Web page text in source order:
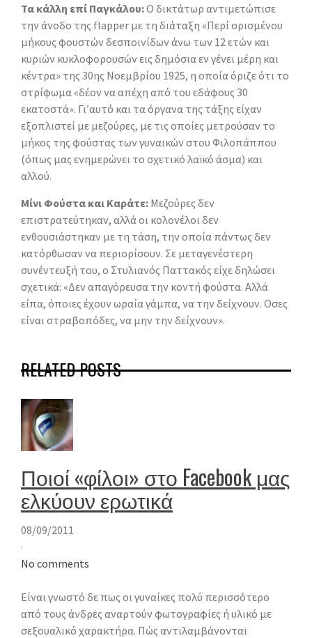
Τα κάλλη επί Παγκάλου:Ο δικτάτωρ αντιμετώπισε
την άνοδο της flapper με τη διάταξη «Περί ορισμένου
μήκους φουστών δεσποινίδων άνω των 12 ετών και
κυριών κυκλοφορουσών εις δημόσια εν γένει μέρη και
κέντρα» της 30ης Νοεμβρίου 1925, η οποία όριζε ότι το
στρίφωμα «δέον να απέχη από του εδάφους 30
εκατοστά». Γι’αυτό και τα όργανα της τάξης είχαν
εξοπλιστεί με μεζούρες, με τις οποίες μετρούσαν το
μήκος της φούστας των γυναικών στου Φιλοπάππου
(όπως μας ενημερώνει το σχετικό λαϊκό άσμα) και
αλλού.
Μίνι Φούστα και Καράτε: Μεζούρες δεν
επιστρατεύτηκαν, αλλά οι κολονέλοι δεν
ενθουσιάστηκαν με τη τάση, την οποία πάντως δεν
κατόρθωσαν να περιορίσουν. Σε μεταγενέστερη
συνέντευξή του, ο Στυλιανός Παττακός είχε δηλώσει
σχετικά: «Δεν απαγόρευσα την κοντή φούστα. Αλλά
είπα, όποιες έχουν ωραία γάμπα, να την δείχνουν. Οσες
είναι στραβοπόδες, να μην την δείχνουν».
RELATED POSTS
Ποιοί «φίλοι» στο Facebook μας
ελκύουν ερωτικά
08/09/2011
·
No comments
Είναι γνωστό δε πως οι γυναίκες πολύ περισσότερο
από τους άνδρες αναρτούν φωτογραφίες ή υλικό με
σεξουαλικό χαρακτήρα. Πώς αντιλαμβάνονται